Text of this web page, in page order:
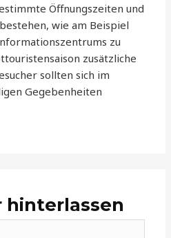
Öffnungszeiten und
wie am Beispiel
zu
zusätzliche
sollten sich im
Gegebenheiten
hinterlassen